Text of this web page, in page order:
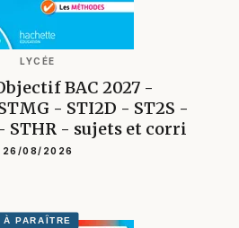
LYCÉE
BAC 2027 -
- STI2D - ST2S -
STHR - sujets et corri
26/08/2026
À PARAÎTRE